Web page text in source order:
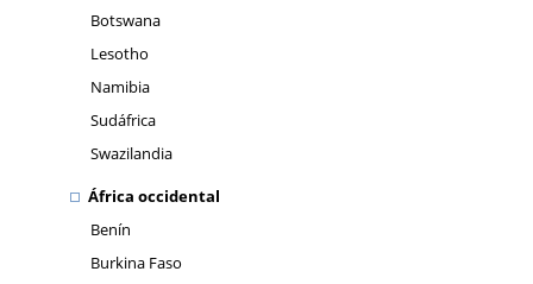
Botswana
Lesotho
Namibia
Sudáfrica
Swazilandia
África occidental
Benín
Burkina Faso